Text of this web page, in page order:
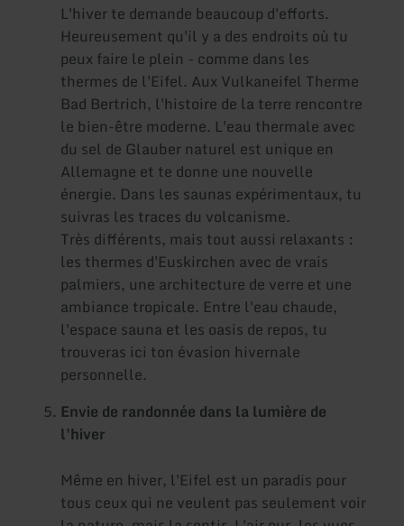
L'hiver te demande beaucoup d'efforts.
Heureusement qu'il y a des endroits où tu
peux faire le plein - comme dans les
thermes de l'Eifel. Aux Vulkaneifel Therme
Bad Bertrich, l'histoire de la terre rencontre
le bien-être moderne. L'eau thermale avec
du sel de Glauber naturel est unique en
Allemagne et te donne une nouvelle
énergie. Dans les saunas expérimentaux, tu
suivras les traces du volcanisme.
Très différents, mais tout aussi relaxants :
les thermes d'Euskirchen avec de vrais
palmiers, une architecture de verre et une
ambiance tropicale. Entre l'eau chaude,
l'espace sauna et les oasis de repos, tu
trouveras ici ton évasion hivernale
personnelle.
Envie de randonnée dans la lumière de
l'hiver
Même en hiver, l'Eifel est un paradis pour
tous ceux qui ne veulent pas seulement voir